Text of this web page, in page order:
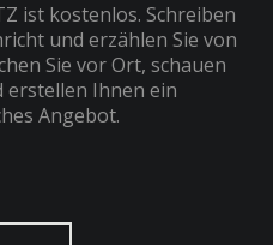
ist kostenlos. Schreiben
und erzählen Sie von
Sie vor Ort, schauen
erstellen Ihnen ein
Angebot.